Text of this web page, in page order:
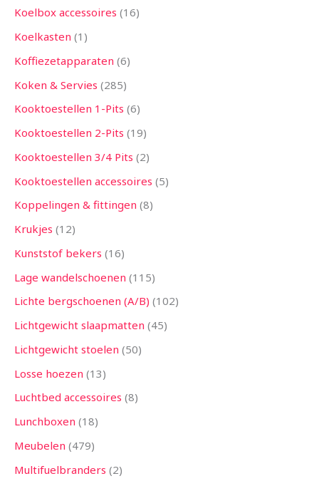
Koelbox accessoires 16
Koelkasten 1
Koffiezetapparaten 6
Koken & Servies 285
Kooktoestellen 1-Pits 6
Kooktoestellen 2-Pits 19
Kooktoestellen 3/4 Pits 2
Kooktoestellen accessoires 5
Koppelingen & fittingen 8
Krukjes 12
Kunststof bekers 16
Lage wandelschoenen 115
Lichte bergschoenen (A/B) 102
Lichtgewicht slaapmatten 45
Lichtgewicht stoelen 50
Losse hoezen 13
Luchtbed accessoires 8
Lunchboxen 18
Meubelen 479
Multifuelbranders 2